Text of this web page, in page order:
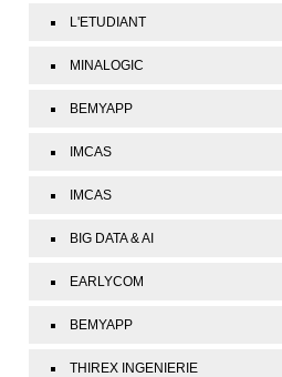
L'ETUDIANT
MINALOGIC
BEMYAPP
IMCAS
IMCAS
BIG DATA & AI
EARLYCOM
BEMYAPP
THIREX INGENIERIE